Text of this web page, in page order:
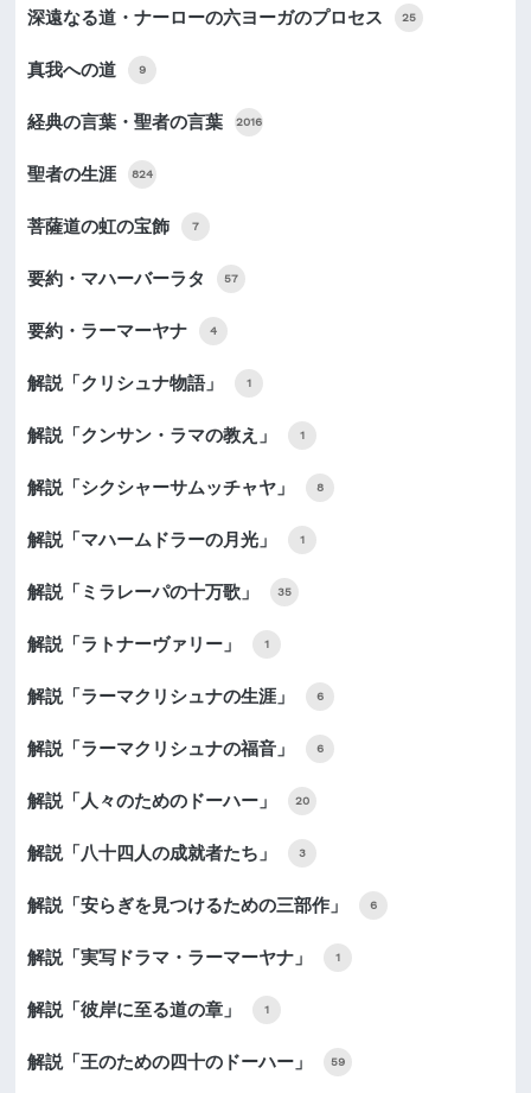
深遠なる道・ナーローの六ヨーガのプロセス 25
真我への道 9
経典の言葉・聖者の言葉 2016
聖者の生涯 824
菩薩道の虹の宝飾 7
要約・マハーバーラタ 57
要約・ラーマーヤナ 4
解説「クリシュナ物語」 1
解説「クンサン・ラマの教え」 1
解説「シクシャーサムッチャヤ」 8
解説「マハームドラーの月光」 1
解説「ミラレーパの十万歌」 35
解説「ラトナーヴァリー」 1
解説「ラーマクリシュナの生涯」 6
解説「ラーマクリシュナの福音」 6
解説「人々のためのドーハー」 20
解説「八十四人の成就者たち」 3
解説「安らぎを見つけるための三部作」 6
解説「実写ドラマ・ラーマーヤナ」 1
解説「彼岸に至る道の章」 1
解説「王のための四十のドーハー」 59